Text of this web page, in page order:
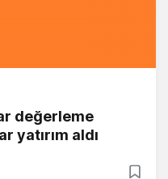
değerleme
yatırım aldı